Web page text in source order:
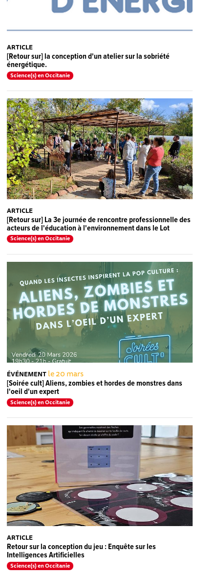
ARTICLE
[Retour sur] la conception d'un atelier sur la sobriété
énergétique.
Science(s) en Occitanie
ARTICLE
[Retour sur] La 3e journée de rencontre professionnelle des
acteurs de l'éducation à l'environnement dans le Lot
Science(s) en Occitanie
ÉVÉNEMENT le 20 mars
[Soirée cult] Aliens, zombies et hordes de monstres dans
l'oeil d'un expert
Science(s) en Occitanie
ARTICLE
Retour sur la conception du jeu : Enquête sur les
Intelligences Artificielles
Science(s) en Occitanie